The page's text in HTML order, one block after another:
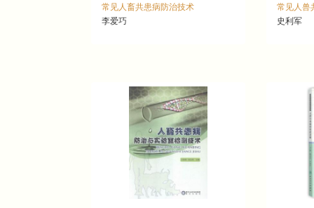
常见人畜共患病防治技术
李爱巧
史利军